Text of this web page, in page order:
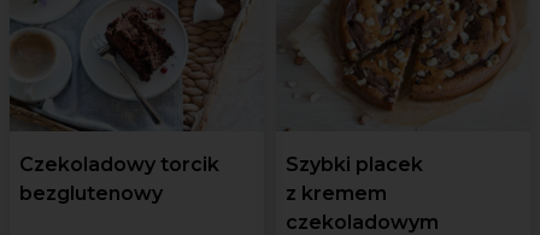
Czekoladowy torcik
bezglutenowy
Szybki placek
z kremem
czekoladowym